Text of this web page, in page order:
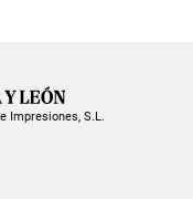
Impresiones, S.L.